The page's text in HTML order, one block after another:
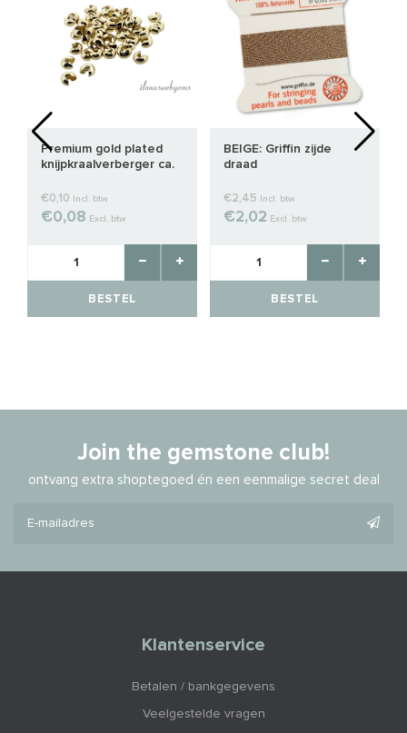
Premium gold plated
knijpkraalverberger ca.
€0,10 Incl. btw
€0,08 Excl. btw
BESTEL
BEIGE: Griffin zijde
draad
€2,45 Incl. btw
€2,02 Excl. btw
BESTEL
Join the gemstone club!
ontvang extra shoptegoed én een eenmalige secret deal
Klantenservice
Betalen / bankgegevens
Veelgestelde vragen